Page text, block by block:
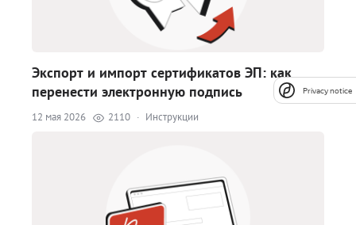
Экспорт и импорт сертификатов ЭП: как
перенести электронную подпись
12 мая 2026 2110 · Инструкции
Privacy notice